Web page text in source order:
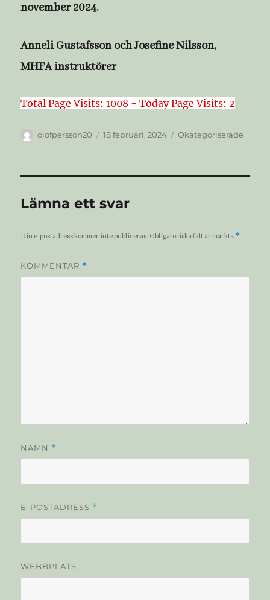
november 2024.
Anneli Gustafsson och Josefine Nilsson,
MHFA instruktörer
Total Page Visits: 1008 - Today Page Visits: 2
Författare
olofpersson20
Publicerat
18 februari, 2024 Kategorier
Okategoriserade
Lämna ett svar
Din e-postadress kommer inte publiceras. Obligatoriska fält är märkta *
KOMMENTAR *
NAMN *
E-POSTADRESS *
WEBBPLATS